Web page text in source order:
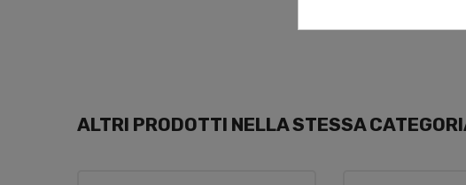
ALTRI PRODOTTI NELLA STESSA